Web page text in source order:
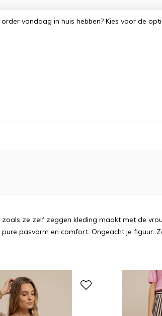
order vandaag in huis hebben? Kies voor de
ze zelf zeggen kleding maakt met de
pasvorm en comfort. Ongeacht je figuur.